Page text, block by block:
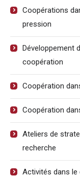
Coopérations
pression
Développement
coopération
Coopération
Coopération
Ateliers de
recherche
Activités dans le